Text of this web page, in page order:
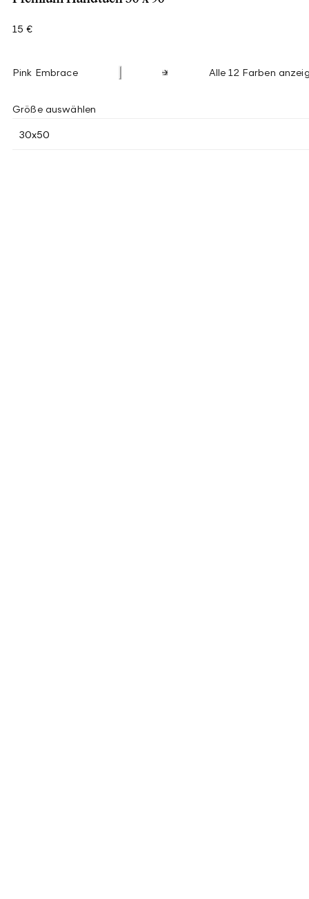
15 €
Pink Embrace Alle 12 Farben
Größe auswählen
30x50